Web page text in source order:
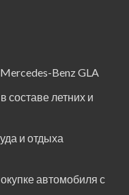
Benz GLA
составе летних и
и отдыха
автомобиля с